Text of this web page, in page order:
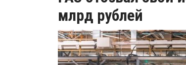
млрд рублей